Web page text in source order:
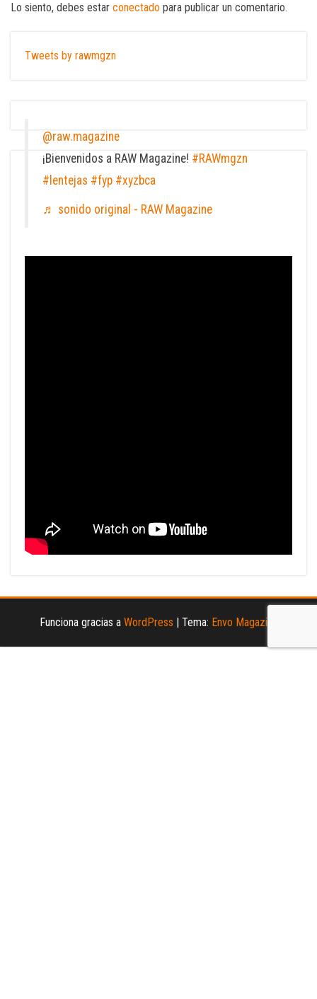
Lo siento, debes estar conectado para publicar un comentario.
Tweets by rawmgzn
@raw.magazine
¡Bienvenidos a RAW Magazine! #RAWmgzn
#lentejas #fyp #xyzbca
♬ sonido original - RAW Magazine
Funciona gracias a WordPress Tema: Envo Magazine